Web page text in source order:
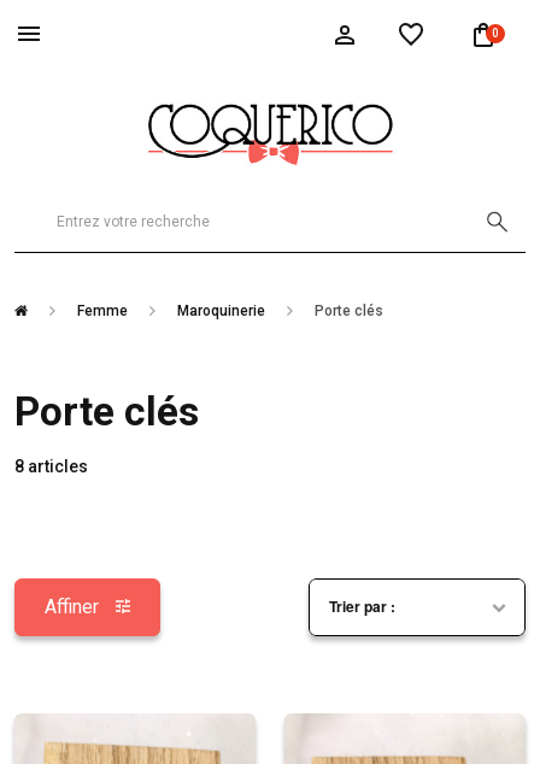
0
Femme Maroquinerie Porte clés
Porte clés
8 articles
Affiner